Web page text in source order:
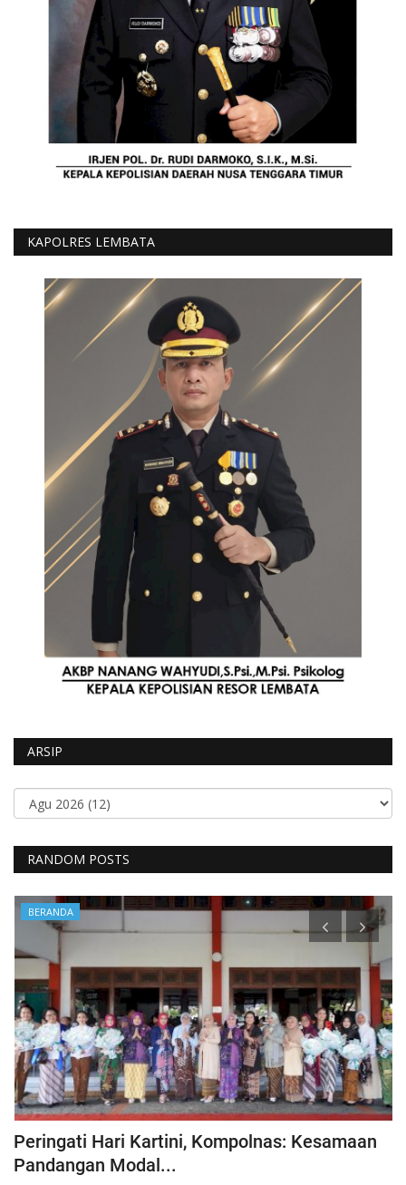
KAPOLRES LEMBATA
ARSIP
RANDOM POSTS
BERANDA
Peringati Hari Kartini, Kompolnas: Kesamaan
Pandangan Modal...